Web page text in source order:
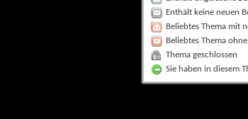
Enthält keine neuen
Beliebtes Thema mit
Beliebtes Thema
Thema geschlossen
Sie haben in diesem